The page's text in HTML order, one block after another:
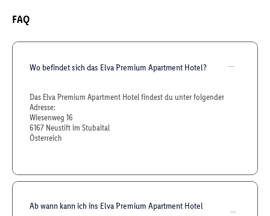
FAQ
Wo befindet sich das Elva Premium Apartment Hotel?
Das Elva Premium Apartment Hotel findest du unter folgender
Adresse:
Wiesenweg 16
6167 Neustift im Stubaital
Österreich
Ab wann kann ich ins Elva Premium Apartment Hotel